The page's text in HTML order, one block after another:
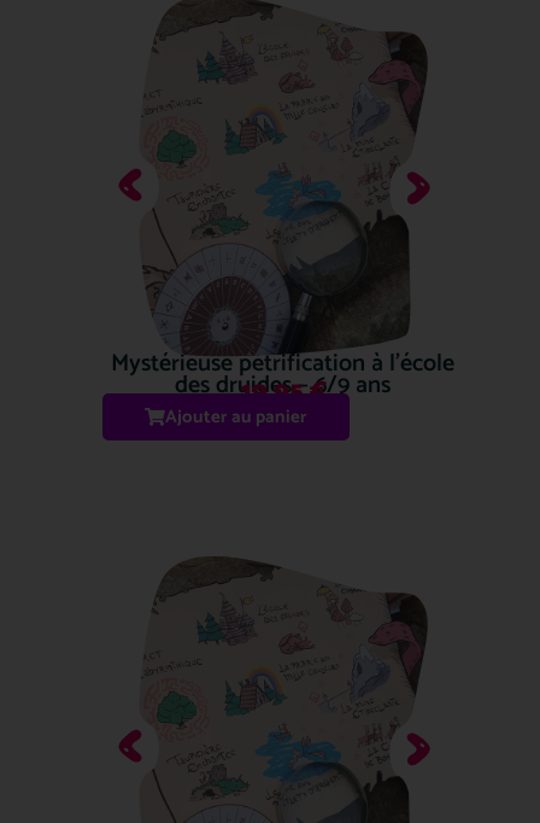
Mystérieuse pétrification à l’école
des druides – 6/9 ans
19.95€
Ajouter au panier